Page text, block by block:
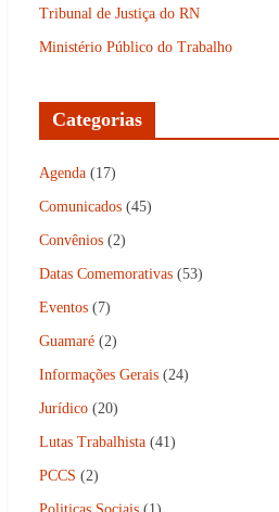
Tribunal de Justiça do RN
Ministério Público do Trabalho
Categorias
Agenda (17)
Comunicados (45)
Convênios (2)
Datas Comemorativas (53)
Eventos (7)
Guamaré (2)
Informações Gerais (24)
Jurídico (20)
Lutas Trabalhista (41)
PCCS (2)